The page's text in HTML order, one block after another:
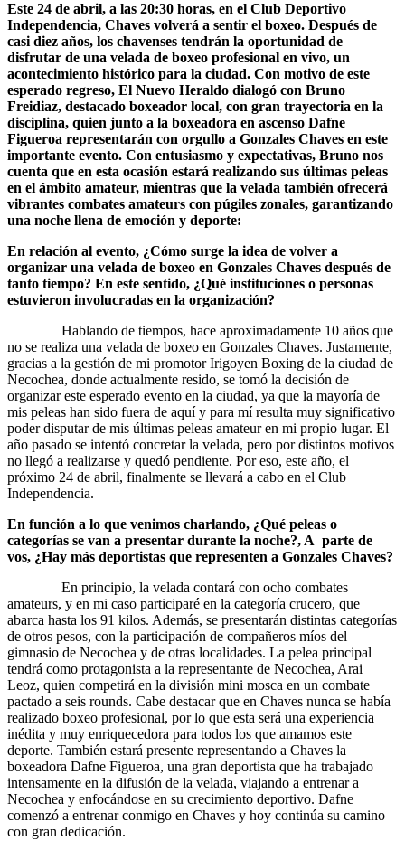
Este 24 de abril, a las 20:30 horas, en el Club Deportivo
Independencia, Chaves volverá a sentir el boxeo. Después de
casi diez años, los chavenses tendrán la oportunidad de
disfrutar de una velada de boxeo profesional en vivo, un
acontecimiento histórico para la ciudad. Con motivo de este
esperado regreso, El Nuevo Heraldo dialogó con Bruno
Freidiaz, destacado boxeador local, con gran trayectoria en la
disciplina, quien junto a la boxeadora en ascenso Dafne
Figueroa representarán con orgullo a Gonzales Chaves en este
importante evento. Con entusiasmo y expectativas, Bruno nos
cuenta que en esta ocasión estará realizando sus últimas peleas
en el ámbito amateur, mientras que la velada también ofrecerá
vibrantes combates amateurs con púgiles zonales, garantizando
una noche llena de emoción y deporte:
En relación al evento, ¿Cómo surge la idea de volver a
organizar una velada de boxeo en Gonzales Chaves después de
tanto tiempo? En este sentido, ¿Qué instituciones o personas
estuvieron involucradas en la organización?
Hablando de tiempos, hace aproximadamente 10 años que
no se realiza una velada de boxeo en Gonzales Chaves. Justamente,
gracias a la gestión de mi promotor Irigoyen Boxing de la ciudad de
Necochea, donde actualmente resido, se tomó la decisión de
organizar este esperado evento en la ciudad, ya que la mayoría de
mis peleas han sido fuera de aquí y para mí resulta muy significativo
poder disputar de mis últimas peleas amateur en mi propio lugar. El
año pasado se intentó concretar la velada, pero por distintos motivos
no llegó a realizarse y quedó pendiente. Por eso, este año, el
próximo 24 de abril, finalmente se llevará a cabo en el Club
Independencia.
En función a lo que venimos charlando, ¿Qué peleas o
categorías se van a presentar durante la noche?, A parte de
vos, ¿Hay más deportistas que representen a Gonzales Chaves?
En principio, la velada contará con ocho combates
amateurs, y en mi caso participaré en la categoría crucero, que
abarca hasta los 91 kilos. Además, se presentarán distintas categorías
de otros pesos, con la participación de compañeros míos del
gimnasio de Necochea y de otras localidades. La pelea principal
tendrá como protagonista a la representante de Necochea, Arai
Leoz, quien competirá en la división mini mosca en un combate
pactado a seis rounds. Cabe destacar que en Chaves nunca se había
realizado boxeo profesional, por lo que esta será una experiencia
inédita y muy enriquecedora para todos los que amamos este
deporte. También estará presente representando a Chaves la
boxeadora Dafne Figueroa, una gran deportista que ha trabajado
intensamente en la difusión de la velada, viajando a entrenar a
Necochea y enfocándose en su crecimiento deportivo. Dafne
comenzó a entrenar conmigo en Chaves y hoy continúa su camino
con gran dedicación.